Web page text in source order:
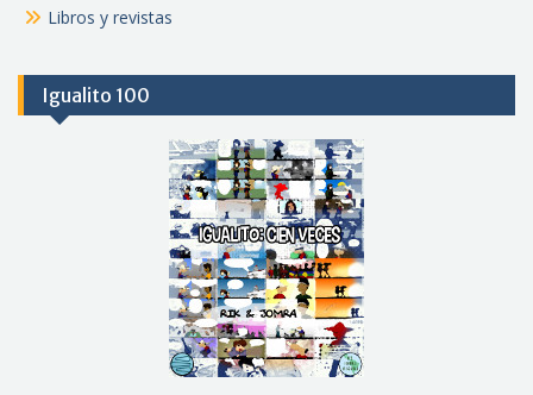
Libros y revistas
Igualito 100